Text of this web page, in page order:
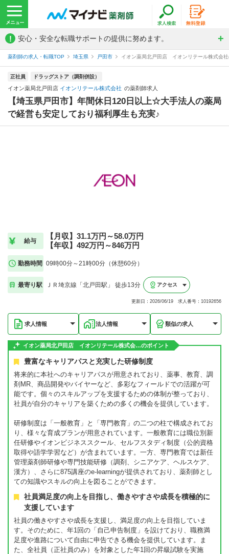
! 安心・安全な転職サポートの提供に努めます。
薬剤師の求人・転職TOP 埼玉県 戸田市 イオン薬局北戸田店 イオンリテール株式会
正社員 ドラッグストア（調剤併設）
イオン薬局北戸田店 イオンリテール株式会社 の薬剤師求人
【埼玉県戸田市】年間休日120日以上☆大手法人の薬局
で経営も安定しており福利厚生も充実♪
給与
【月収】31.1万円～58.0万円
【年収】492万円～846万円
勤務時間 09時00分～21時00分（休憩60分）
最寄り駅 ＪＲ埼京線「北戸田駅」 徒歩13分 アクセス
更新日：2026/06/19 求人番号：10192656
求人情報 法人情報 類似の求人
イオン薬局北戸田店 イオンリテール株式会…のポイント
豊富なキャリアパスと充実した研修制度
将来的に本社へのキャリアパスが用意されており、薬事、教育、調
剤MR、商品開発やバイヤーなど、多彩なフィールドでの活躍が可
能です。個々のスキルアップを支援するための体制が整っており、
社員が自分のキャリアを築くための多くの機会を提供しています。
研修制度は「一般教育」と「専門教育」の二つの柱で構成されてお
り、様々な育成プランが用意されています。一般教育には職位別新
任研修やイオンビジネススクール、セルフスタディ制度（公的資格
取得や語学学習など）が含まれています。一方、専門教育では新任
管理薬剤師研修や専門技能研修（調剤、シニアケア、ヘルスケア、
漢方）、さらに875講座のe-learningが提供されており、薬剤師とし
ての知識やスキルの向上を図ることができます。
社員満足度の向上を目指し、働きやすさや成長を積極的に
支援しています
社員の働きやすさや成長を支援し、満足度の向上を目指していま
す。そのために、年1回の「自己申告制度」を設けており、職務満
足度や進路について自由に申告できる機会を提供しています。ま
た、全社員（正社員のみ）を対象とした年1回の昇級試験を実施